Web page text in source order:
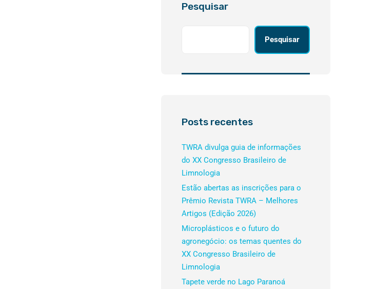
Pesquisar
Pesquisar
Posts recentes
TWRA divulga guia de informações
do XX Congresso Brasileiro de
Limnologia
Estão abertas as inscrições para o
Prêmio Revista TWRA – Melhores
Artigos (Edição 2026)
Microplásticos e o futuro do
agronegócio: os temas quentes do
XX Congresso Brasileiro de
Limnologia
Tapete verde no Lago Paranoá